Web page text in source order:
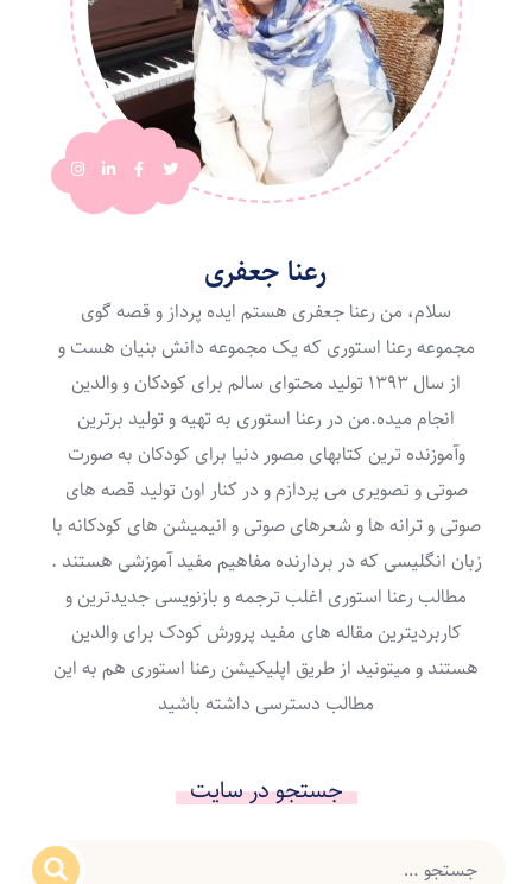
رعنا جعفری
سلام، من رعنا جعفری هستم ایده پرداز و قصه گوی
مجموعه رعنا استوری که یک مجموعه دانش بنیان هست و
از سال ۱۳۹۳ تولید محتوای سالم برای کودکان و والدین
انجام میده.من در رعنا استوری به تهیه و تولید برترین
وآموزنده ترین کتابهای مصور دنیا برای کودکان به صورت
صوتی و تصویری می پردازم و در کنار اون تولید قصه های
صوتی و ترانه ها و شعرهای صوتی و انیمیشن های کودکانه با
زبان انگلیسی که در بردارنده مفاهیم مفید آموزشی هستند .
مطالب رعنا استوری اغلب ترجمه و بازنویسی جدیدترین و
کاربردیترین مقاله های مفید پرورش کودک برای والدین
هستند و میتونید از طریق اپلیکیشن رعنا استوری هم به این
مطالب دسترسی داشته باشید
جستجو در سایت